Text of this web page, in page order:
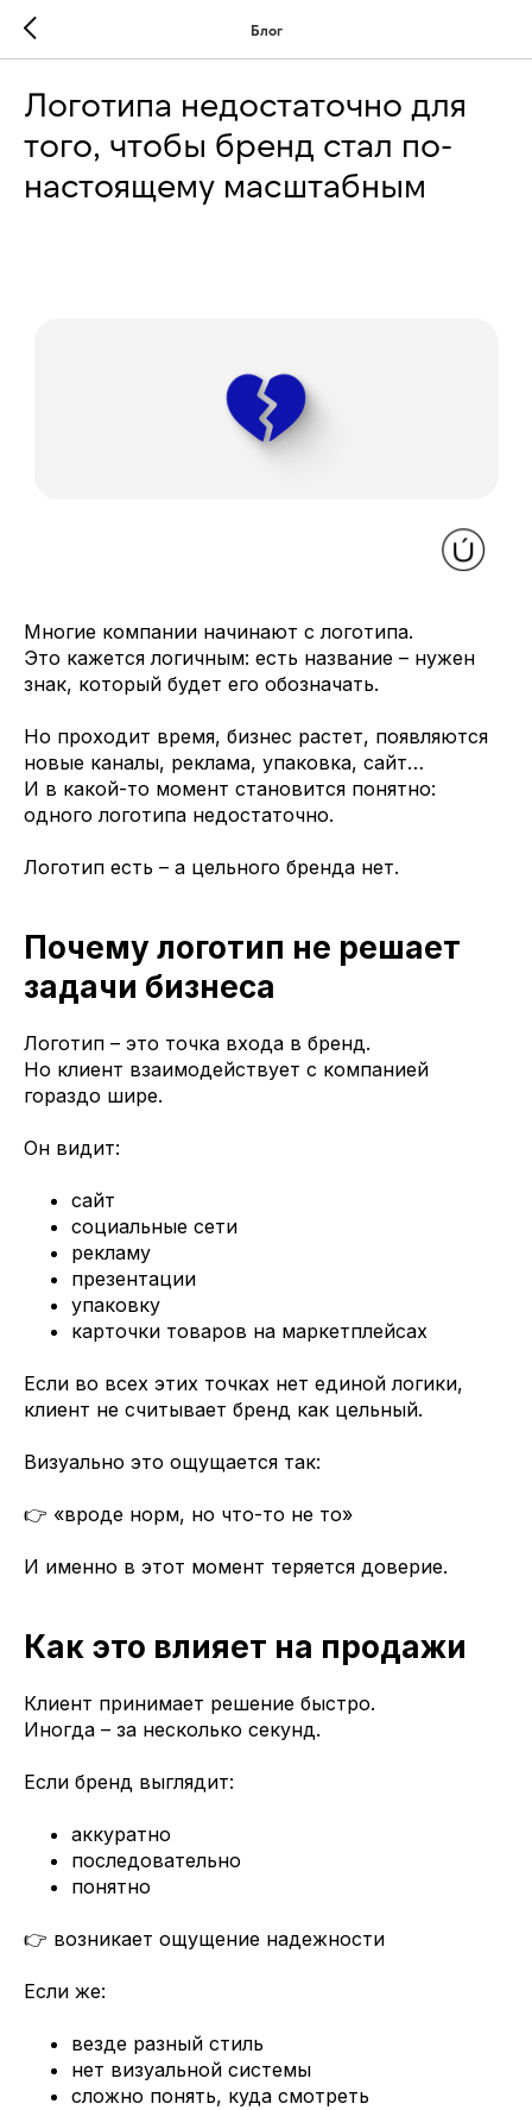
Блог
Логотипа недостаточно для
того, чтобы бренд стал по-
настоящему масштабным
Многие компании начинают с логотипа.
Это кажется логичным: есть название – нужен
знак, который будет его обозначать.
Но проходит время, бизнес растет, появляются
новые каналы, реклама, упаковка, сайт…
И в какой-то момент становится понятно:
одного логотипа недостаточно.
Логотип есть – а цельного бренда нет.
Почему логотип не решает
задачи бизнеса
Логотип – это точка входа в бренд.
Но клиент взаимодействует с компанией
гораздо шире.
Он видит:
сайт
социальные сети
рекламу
презентации
упаковку
карточки товаров на маркетплейсах
Если во всех этих точках нет единой логики,
клиент не считывает бренд как цельный.
Визуально это ощущается так:
👉 «вроде норм, но что-то не то»
И именно в этот момент теряется доверие.
Как это влияет на продажи
Клиент принимает решение быстро.
Иногда – за несколько секунд.
Если бренд выглядит:
аккуратно
последовательно
понятно
👉 возникает ощущение надежности
Если же:
везде разный стиль
нет визуальной системы
сложно понять, куда смотреть